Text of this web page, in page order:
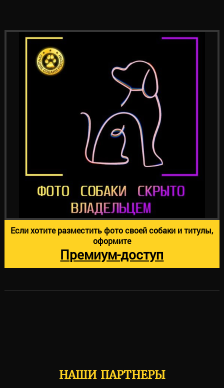
Если хотите разместить фото своей собаки и титулы,
оформите
Премиум-доступ
НАШИ ПАРТНЕРЫ